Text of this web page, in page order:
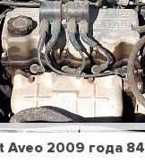
Aveo 2009 года